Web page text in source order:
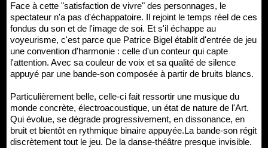
Face à cette "satisfaction de vivre" des personnages, le
spectateur n'a pas d'échappatoire. Il rejoint le temps réel de ces
fondus du son et de l'image de soi. Et s'il échappe au
voyeurisme, c'est parce que Patrice Bigel établit d'entrée de jeu
une convention d'harmonie : celle d'un conteur qui capte
l'attention. Avec sa couleur de voix et sa qualité de silence
appuyé par une bande-son composée à partir de bruits blancs.
Particulièrement belle, celle-ci fait ressortir une musique du
monde concrète, électroacoustique, un état de nature de l'Art.
Qui évolue, se dégrade progressivement, en dissonance, en
bruit et bientôt en rythmique binaire appuyée.La bande-son régit
discrètement tout le jeu. De la danse-théâtre presque invisible.